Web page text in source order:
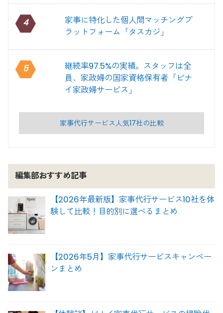
4
家事に特化した個人間マッチングプ
ラットフォーム「タスカジ」
5
継続率97.5%の実績。スタッフは全
員、家政婦の国家資格保有者「ピナ
イ家政婦サービス」
家事代行サービス人気17社の比較
編集部おすすめ記事
【2026年最新版】家事代行サービス10社を体
験して比較！目的別に選べるまとめ
【2026年5月】家事代行サービスキャンペー
ンまとめ